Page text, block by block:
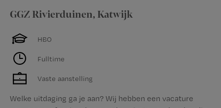
GGZ Rivierduinen, Katwijk
HBO
Fulltime
Vaste aanstelling
Welke uitdaging ga je aan? Wij hebben een vacature